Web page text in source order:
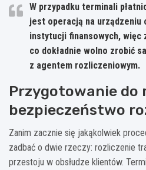
W przypadku terminali
jest operacją na urządzeniu
instytucji finansowych, więc
co dokładnie wolno zrobić
z agentem rozliczeniowym.
Przygotowanie do
bezpieczeństwo
Zanim zacznie się jakąkolwiek
zadbać o dwie rzeczy: rozliczenie
przestoju w obsłudze klientów.